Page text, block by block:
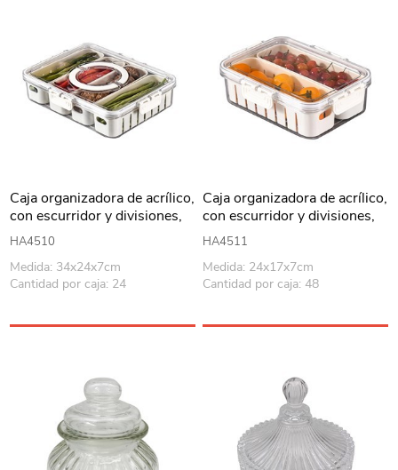
Caja organizadora de acrílico,
con escurridor y divisiones,
en caja
HA4510
Medida: 34x24x7cm
Cantidad por caja: 24
Caja organizadora de acrílico,
con escurridor y divisiones,
en caja
HA4511
Medida: 24x17x7cm
Cantidad por caja: 48